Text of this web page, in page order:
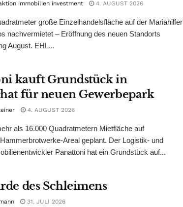
immobilien investment 4. AUGUST 2026
große Einzelhandelsfläche auf der Mariahilfer
nachvermietet – Eröffnung des neuen Standorts
August. EHL...
kauft Grundstück in
für neuen Gewerbepark
4. AUGUST 2026
als 16.000 Quadratmetern Mietfläche auf
Areal geplant. Der Logistik- und
Panattoni hat ein Grundstück auf...
des Schleimens
31. JULI 2026